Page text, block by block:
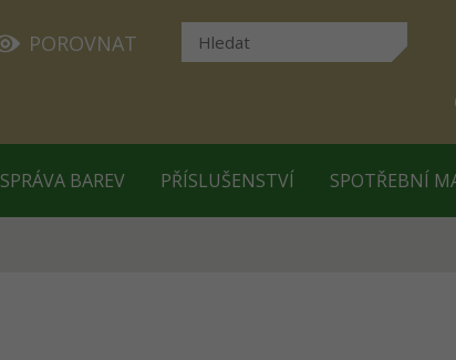
POROVNAT
SPRÁVA BAREV PŘÍSLUŠENSTVÍ SPOTŘEBNÍ